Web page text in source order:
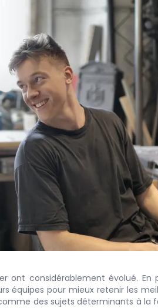
ont considérablement évolué. En
équipes pour mieux retenir les
des sujets déterminants à la